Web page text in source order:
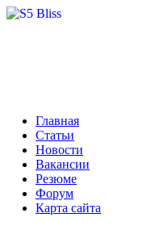
Главная
Статьи
Новости
Вакансии
Резюме
Форум
Карта сайта